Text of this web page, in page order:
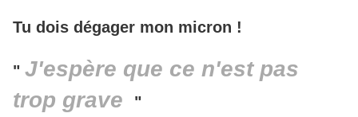
Tu dois dégager mon micron !
" J'espère que ce n'est pas
trop grave
"